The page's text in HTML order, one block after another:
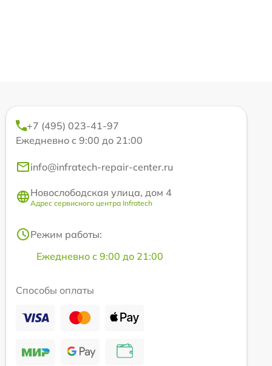
+7 (495) 023-41-97
Ежедневно с 9:00 до 21:00
info@infratech-repair-center.ru
Новослободская улица, дом 4
Адрес сервисного центра Infratech
Режим работы:
Ежедневно с 9:00 до 21:00
Способы оплаты